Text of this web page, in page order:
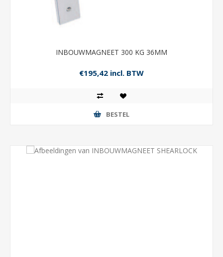
INBOUWMAGNEET 300 KG 36MM
€195,42 incl. BTW
BESTEL